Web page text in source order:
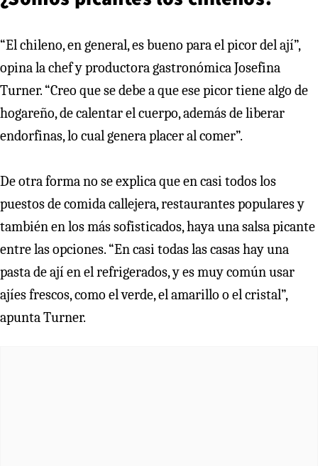
“El chileno, en general, es bueno para el picor del ají”,
opina la chef y productora gastronómica Josefina
Turner. “Creo que se debe a que ese picor tiene algo de
hogareño, de calentar el cuerpo, además de liberar
endorfinas, lo cual genera placer al comer”.
De otra forma no se explica que en casi todos los
puestos de comida callejera, restaurantes populares y
también en los más sofisticados, haya una salsa picante
entre las opciones. “En casi todas las casas hay una
pasta de ají en el refrigerados, y es muy común usar
ajíes frescos, como el verde, el amarillo o el cristal”,
apunta Turner.